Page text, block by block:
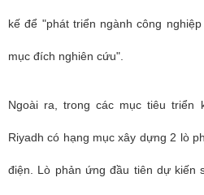
kế để "phát triển ngành công
mục đích nghiên cứu".
Ngoài ra, trong các mục tiêu triển
Riyadh có hạng mục xây dựng 2 lò
điện. Lò phản ứng đầu tiên dự kiến